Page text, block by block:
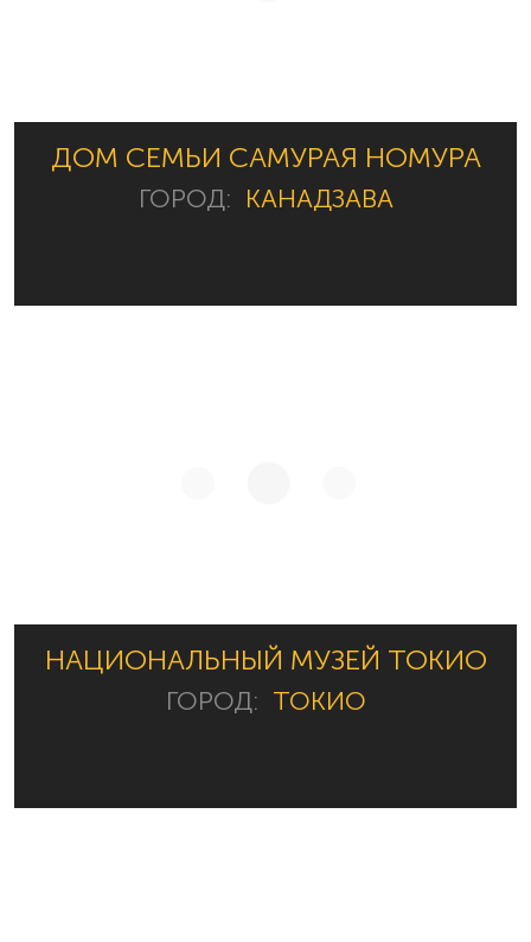
ДОМ СЕМЬИ САМУРАЯ НОМУРА
ГОРОД: КАНАДЗАВА
НАЦИОНАЛЬНЫЙ МУЗЕЙ ТОКИО
ГОРОД: ТОКИО